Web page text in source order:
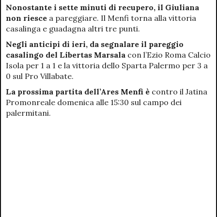
Nonostante i sette minuti di recupero, il Giuliana
non riesce a pareggiare. Il Menfi torna alla vittoria
casalinga e guadagna altri tre punti.
Negli anticipi di ieri, da segnalare il pareggio
casalingo del Libertas Marsala con l’Ezio Roma Calcio
Isola per 1 a 1 e la vittoria dello Sparta Palermo per 3 a
0 sul Pro Villabate.
La prossima partita dell’Ares Menfi è contro il Jatina
Promonreale domenica alle 15:30 sul campo dei
palermitani.